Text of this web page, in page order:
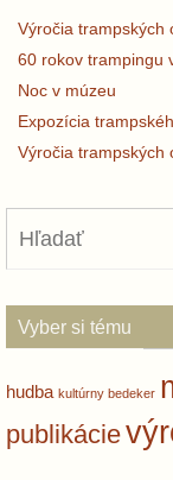
Výročia trampských
60 rokov trampingu
Noc v múzeu
Expozícia
Výročia trampských
Vyber si tému
hudba kultúrny bedeker
publikácie